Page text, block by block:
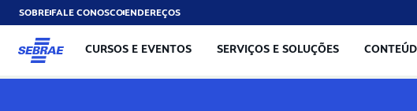
SOBREFALE CONOSCOENDEREÇOS
CURSOS E EVENTOS SERVIÇOS E SOLUÇÕES